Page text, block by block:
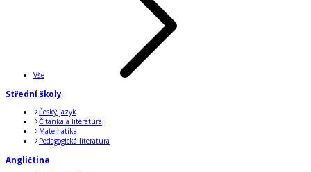
Vše
Střední školy
Český jazyk
Čítanka a literatura
Matematika
Pedagogická literatura
Angličtina